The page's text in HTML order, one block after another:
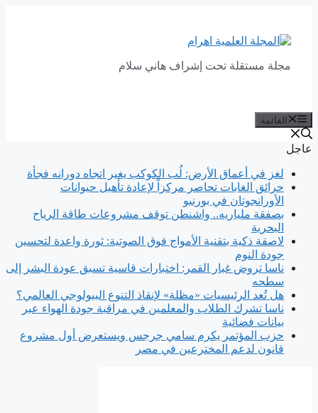
المحتوى
مجلة مستقلة تحت إشراف هاني سلام
القائمة
عاجل
لغز في أعماق الأرض: لُب الكوكب يغير اتجاه دورانه فجأة
حرائق الغابات تحاصر مركزاً لإعادة تأهيل حيوانات
الأورانجوتان في بورنيو
بصفقة ملياريه.. واشنطن توقف مشروعات طاقة الرياح
البحرية
لاصقة ذكية بتقنية الأمواج فوق الصوتية: ثورة واعدة لتحسين
جودة النوم
ناسا تروض غبار القمر: اختبارات قاسية تسبق عودة البشر إلى
سطحه
هل تُعد الرئيسيات «مظلة» لإنقاذ التنوع البيولوجي العالمي؟
ناسا تشرك الطلاب والمعلمين في مراقبة جودة الهواء عبر
بيانات فضائية
حزب المؤتمر يكرم سامي جرجس ويستعرض أول مشروع
قانون لدعم المخترعين في مصر